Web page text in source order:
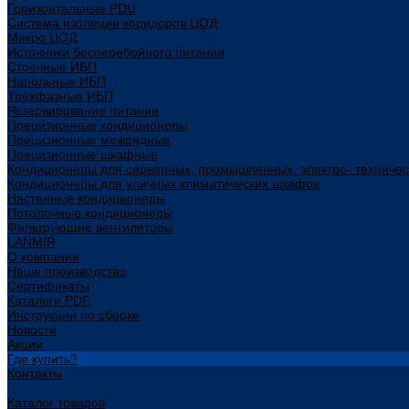
Горизонтальные PDU
Система изоляции коридоров ЦОД
Микро ЦОД
Источники бесперебойного питания
Стоечные ИБП
Напольные ИБП
Трёхфазные ИБП
Резервирование питания
Прецизионные кондиционеры
Прецизионные межрядные
Прецизионные шкафные
Кондиционеры для серверных, промышленных, электро-
Кондиционеры для уличных климатических шкафов
Настенные кондиционеры
Потолочные кондиционеры
Фильтрующие вентиляторы
LANMIR
О компании
Наше производство
Сертификаты
Каталоги PDF
Инструкции по сборке
Новости
Акции
Где купить?
Контакты
Каталог товаров